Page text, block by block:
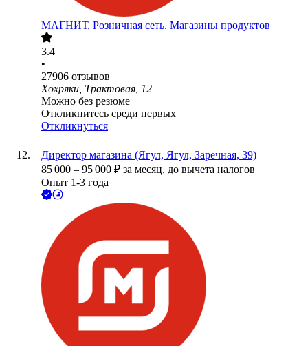
МАГНИТ, Розничная сеть. Магазины продуктов
3.4
•
27906 отзывов
Хохряки, Трактовая, 12
Можно без резюме
Откликнитесь среди первых
Откликнуться
Директор магазина (Ягул, Ягул, Заречная, 39)
85 000 – 95 000 ₽ за месяц, до вычета налогов
Опыт 1-3 года